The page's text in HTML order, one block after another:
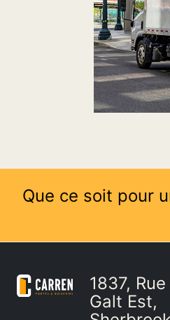
Que ce soit pour
1837, Rue
Galt Est,